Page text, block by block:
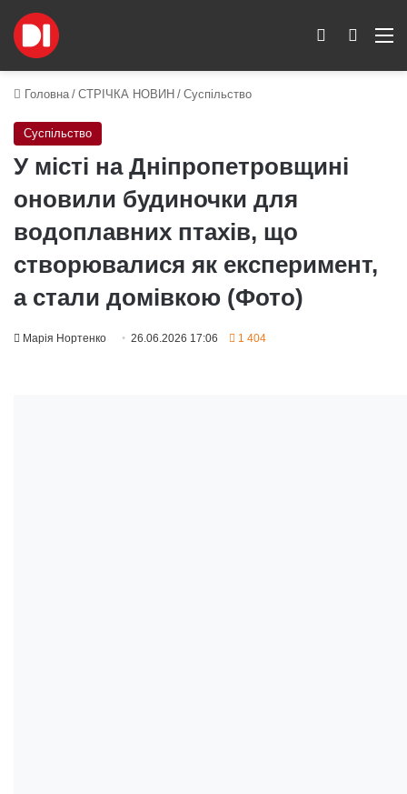
Пошук
Switch skin
Головна / СТРІЧКА НОВИН / Суспільство
Суспільство
У місті на Дніпропетровщині
оновили будиночки для
водоплавних птахів, що
створювалися як експеримент,
а стали домівкою (Фото)
Марія Нортенко 26.06.2026 17:06 1 404